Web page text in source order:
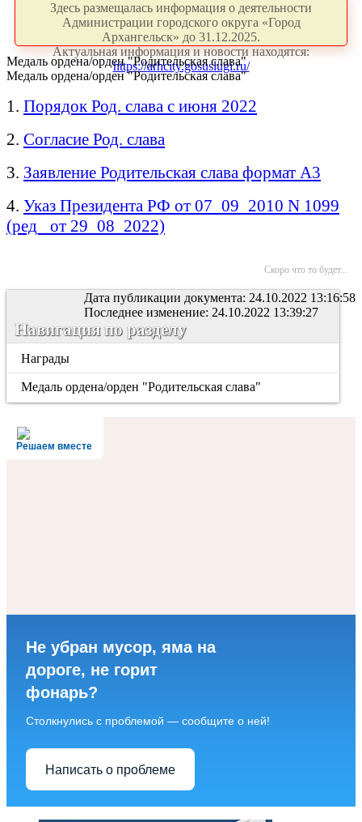
Здесь размещалась информация о деятельности
Администрации городского округа «Город
Архангельск» до 31.12.2025.
Актуальная информация и новости находятся:
https://arhcity.gosuslugi.ru/
Медаль ордена/орден "Родительская слава"
Медаль ордена/орден "Родительская слава"
1. Порядок Род. слава с июня 2022
2. Согласие Род. слава
3. Заявление Родительская слава формат А3
4. Указ Президента РФ от 07_09_2010 N 1099
(ред_ от 29_08_2022)
Скоро что то будет...
Дата публикации документа: 24.10.2022 13:16:58
Последнее изменение: 24.10.2022 13:39:27
Навигация по разделу
Награды
Медаль ордена/орден "Родительская слава"
Решаем вместе
Не убран мусор, яма на
дороге, не горит
фонарь?
Столкнулись с проблемой — сообщите о ней!
Написать о проблеме